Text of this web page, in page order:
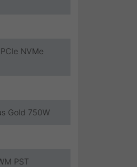
NVMe
Gold 750W
PST